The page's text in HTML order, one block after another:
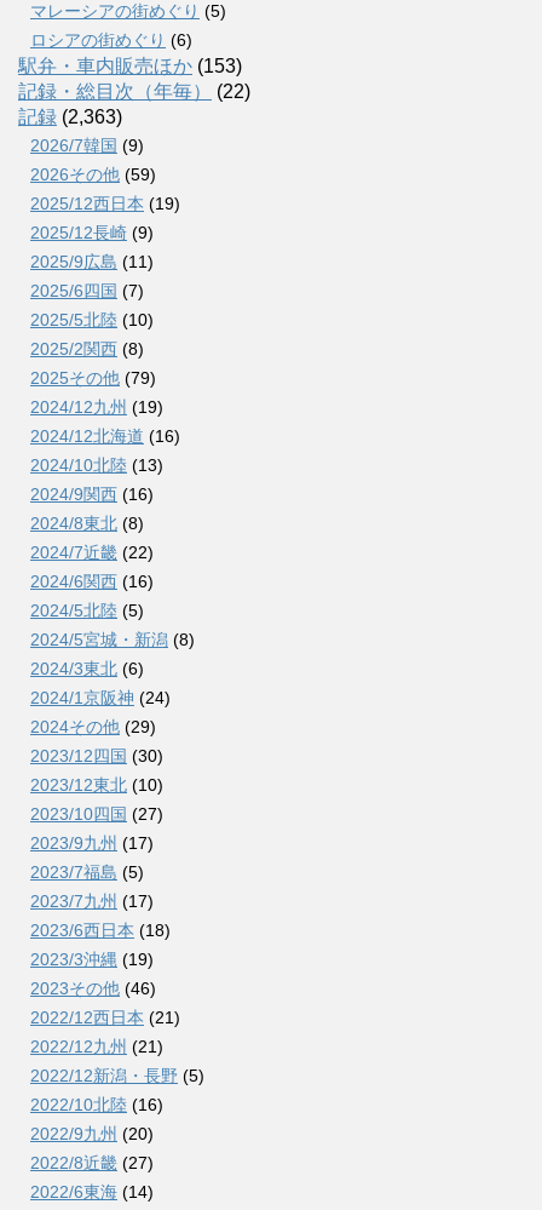
マレーシアの街めぐり (5)
ロシアの街めぐり (6)
駅弁・車内販売ほか (153)
記録・総目次（年毎）
(22)
記録 (2,363)
2026/7韓国 (9)
2026その他 (59)
2025/12西日本 (19)
2025/12長崎 (9)
2025/9広島 (11)
2025/6四国 (7)
2025/5北陸 (10)
2025/2関西 (8)
2025その他 (79)
2024/12九州 (19)
2024/12北海道 (16)
2024/10北陸 (13)
2024/9関西 (16)
2024/8東北 (8)
2024/7近畿 (22)
2024/6関西 (16)
2024/5北陸 (5)
2024/5宮城・新潟 (8)
2024/3東北 (6)
2024/1京阪神 (24)
2024その他 (29)
2023/12四国 (30)
2023/12東北 (10)
2023/10四国 (27)
2023/9九州 (17)
2023/7福島 (5)
2023/7九州 (17)
2023/6西日本 (18)
2023/3沖縄 (19)
2023その他 (46)
2022/12西日本 (21)
2022/12九州 (21)
2022/12新潟・長野 (5)
2022/10北陸 (16)
2022/9九州 (20)
2022/8近畿 (27)
2022/6東海 (14)